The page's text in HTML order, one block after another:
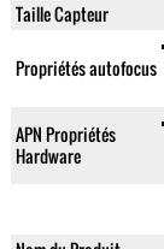
Taille Capteur
Propriétés autofocus
APN Propriétés
Hardware